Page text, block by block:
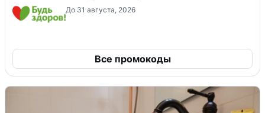
До 31 августа, 2026
Все промокоды